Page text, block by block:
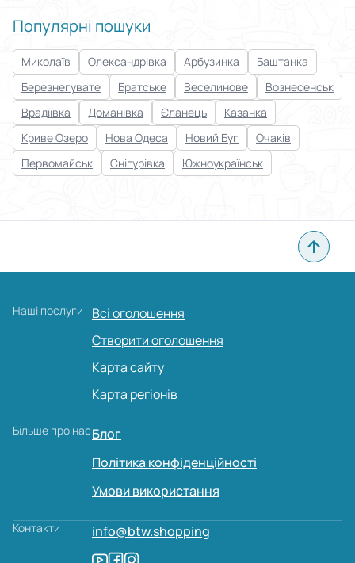
Популярні пошуки
Миколаїв Олександрівка Арбузинка
Баштанка
Березнегувате
Братське Веселинове
Вознесенськ
Врадіївка
Доманівка Єланець
Казанка
Криве Озеро
Нова Одеса Новий Буг
Очаків
Первомайськ
Снігурівка Южноукраїнськ
Наші послуги
Всі оголошення
Створити оголошення
Карта сайту
Карта регіонів
Більше про насБлог
Політика конфіденційності
Умови використання
Контакти info@btw.shopping